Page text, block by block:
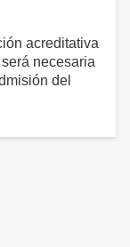
acreditativa
necesaria
del